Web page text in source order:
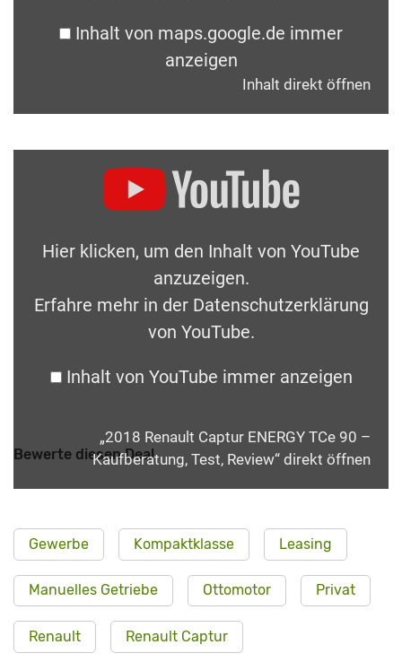
Inhalt von maps.google.de immer
anzeigen
Inhalt direkt öffnen
Hier klicken, um den Inhalt von YouTube
anzuzeigen.
Erfahre mehr in der Datenschutzerklärung
von YouTube.
Inhalt von YouTube immer anzeigen
„2018 Renault Captur ENERGY TCe 90 –
Kaufberatung, Test, Review“ direkt öffnen
Bewerte diesen Deal
Gewerbe Kompaktklasse Leasing
Manuelles Getriebe Ottomotor Privat
Renault Renault Captur